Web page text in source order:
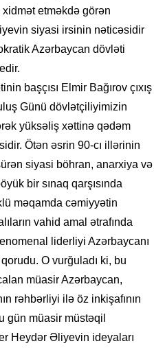
xidmət etməkdə görən
siyasi irsinin nəticəsidir
Azərbaycan dövləti
başçısı Elmir Bağırov çıxış
Günü dövlətçiliyimizin
yüksəliş xəttinə qədəm
Ötən əsrin 90-cı illərinin
siyasi böhran, anarxiya və
bir sınaq qarşısında
məqamda cəmiyyətin
vahid amal ətrafında
liderliyi Azərbaycanı
O vurğuladı ki, bu
müasir Azərbaycan,
rəhbərliyi ilə öz inkişafının
gün müasir müstəqil
Heydər Əliyevin ideyaları